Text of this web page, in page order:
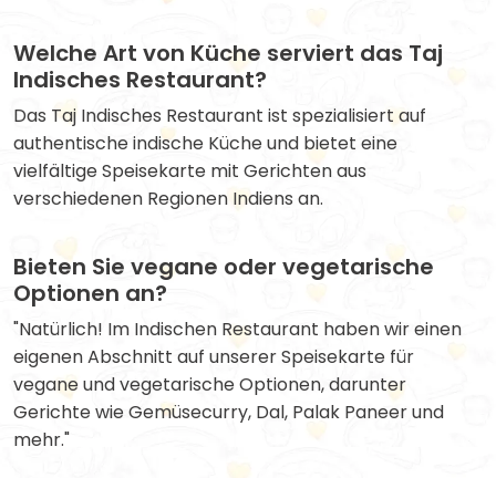
Welche Art von Küche serviert das Taj
Indisches Restaurant?
Das Taj Indisches Restaurant ist spezialisiert auf
authentische indische Küche und bietet eine
vielfältige Speisekarte mit Gerichten aus
verschiedenen Regionen Indiens an.
Bieten Sie vegane oder vegetarische
Optionen an?
"Natürlich! Im Indischen Restaurant haben wir einen
eigenen Abschnitt auf unserer Speisekarte für
vegane und vegetarische Optionen, darunter
Gerichte wie Gemüsecurry, Dal, Palak Paneer und
mehr."